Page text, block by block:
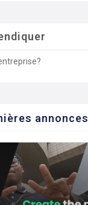
annonces